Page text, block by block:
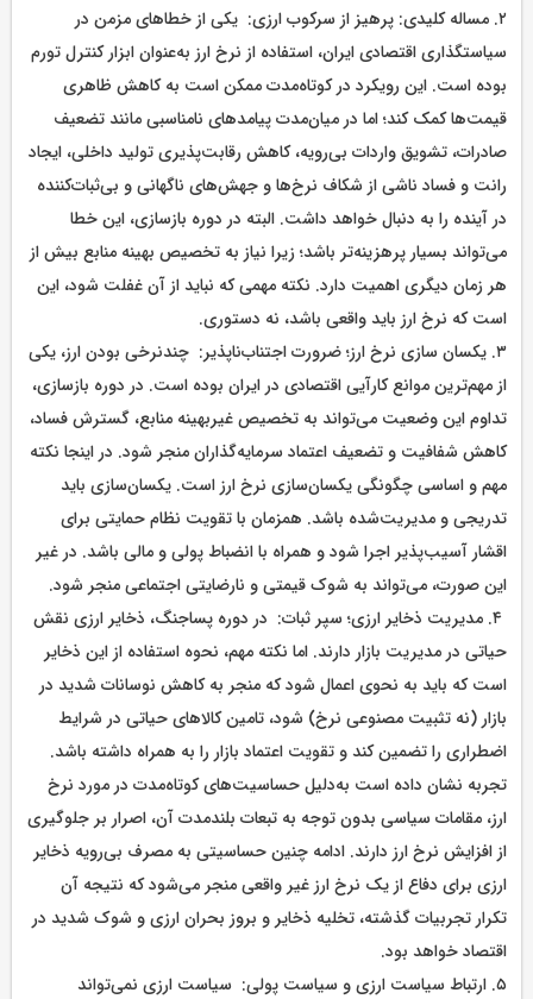
۲. مساله کلیدی: پرهیز از سرکوب ارزی: یکی از خطا‌های مزمن در
سیاستگذاری اقتصادی ایران، استفاده از نرخ ارز به‌‌عنوان ابزار کنترل تورم
بوده است. این رویکرد در کوتاه‌مدت ممکن است به کاهش ظاهری
قیمت‌ها کمک کند؛ اما در میان‌‌مدت پیامد‌های نامناسبی مانند تضعیف
صادرات، تشویق واردات بی‌‌رویه، کاهش رقابت‌پذیری تولید داخلی، ایجاد
رانت و فساد ناشی از شکاف نرخ‌‌ها و جهش‌های ناگهانی و بی‌‌ثبات‌‌کننده
در آینده را به دنبال خواهد داشت. البته در دوره بازسازی، این خطا
می‌تواند بسیار پرهزینه‌تر باشد؛ زیرا نیاز به تخصیص بهینه منابع بیش از
هر زمان دیگری اهمیت دارد. نکته مهمی که نباید از آن غفلت شود، این
است که نرخ ارز باید واقعی باشد، نه دستوری.
۳. یکسان ‌سازی نرخ ارز؛ ضرورت اجتناب‌‌ناپذیر: چندنرخی بودن ارز، یکی
از مهم‌ترین موانع کارآیی اقتصادی در ایران بوده است. در دوره بازسازی،
تداوم این وضعیت می‌تواند به تخصیص غیربهینه منابع، گسترش فساد،
کاهش شفافیت و تضعیف اعتماد سرمایه‌‌گذاران منجر شود. در اینجا نکته
مهم و اساسی چگونگی یکسان‌سازی نرخ ارز است. یکسان‌‌سازی باید
تدریجی و مدیریت‌شده باشد. همزمان با تقویت نظام حمایتی برای
اقشار آسیب‌پذیر اجرا شود و همراه با انضباط پولی و مالی باشد. در غیر
این صورت، می‌تواند به شوک قیمتی و نارضایتی اجتماعی منجر شود.
۴. مدیریت ذخایر ارزی؛ سپر ثبات: در دوره پساجنگ، ذخایر ارزی نقش
حیاتی در مدیریت بازار دارند. اما نکته مهم، نحوه استفاده از این ذخایر
است که باید به نحوی اعمال شود که منجر به کاهش نوسانات شدید در
بازار (نه تثبیت مصنوعی نرخ) شود، تامین کالاهای حیاتی در شرایط
اضطراری را تضمین کند و تقویت اعتماد بازار را به همراه داشته باشد.
تجربه نشان داده است به‌دلیل حساسیت‌های کوتاه‌مدت در مورد نرخ
ارز، مقامات سیاسی بدون توجه به تبعات بلندمدت آن، اصرار بر جلوگیری
از افزایش نرخ ارز دارند. ادامه چنین حساسیتی به مصرف بی‌رویه ذخایر
ارزی برای دفاع از یک نرخ ارز غیر واقعی منجر می‌شود که نتیجه آن
تکرار تجربیات گذشته، تخلیه ذخایر و بروز بحران ارزی و شوک شدید در
اقتصاد خواهد بود.
۵. ارتباط سیاست ارزی و سیاست پولی: سیاست ارزی نمی‌تواند